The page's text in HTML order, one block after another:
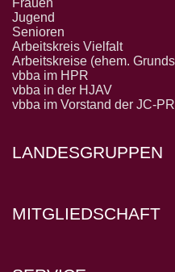
Frauen
Jugend
Senioren
Arbeitskreis Vielfalt
Arbeitskreise (ehem.
vbba im HPR
vbba in der HJAV
vbba im Vorstand der JC-PR
LANDESGRUPPEN
MITGLIEDSCHAFT